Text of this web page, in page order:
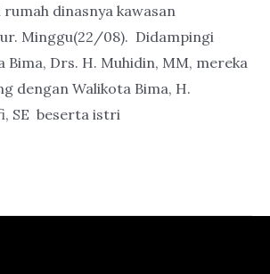
dinasnya kawasan
Minggu(22/08). Didampingi
Bima, Drs. H. Muhidin, MM, mereka
dengan Walikota Bima, H.
SE beserta istri